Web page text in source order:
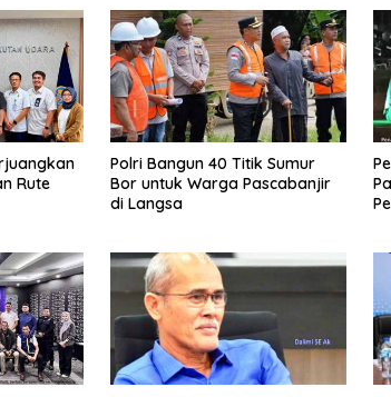
Rute
Polri Bangun 40 Titik Sumur
Bor untuk Warga Pascabanjir
di Langsa